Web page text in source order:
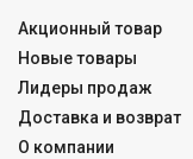
Акционный товар
Новые товары
Лидеры продаж
Доставка и возврат
О компании